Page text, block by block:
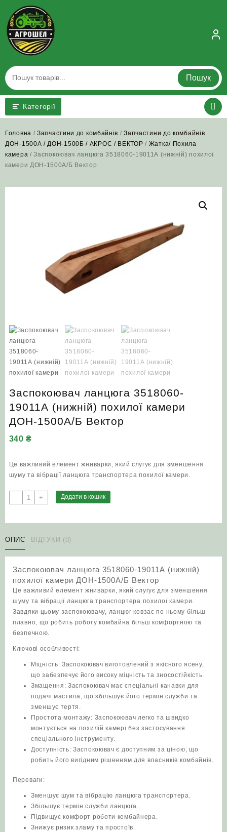
content
Пошук
Категорії
Головна /Запчастини до комбайнів /Запчастини до комбайнів
ДОН-1500А / ДОН-1500Б / АКРОС / ВЕКТОР / Жатка/ Похила
камера / Заспокоювач ланцюга 3518060-19011А (нижній) похилої
камери ДОН-1500А/Б Вектор
Заспокоювач ланцюга 3518060-
19011А (нижній) похилої камери
ДОН-1500А/Б Вектор
340₴
Це важливий елемент жниварки, який слугує для зменшення
шуму та вібрації ланцюга транспортера похилої камери.
-
Заспокоювач
ланцюга
(нижній)
похилої
ДОН-1500А/
Б
Вектор
кількість
+ Додати в кошик
ОПИС ВІДГУКИ (0)
Заспокоювач ланцюга 3518060-19011А (нижній)
похилої камери ДОН-1500А/Б Вектор
Це важливий елемент жниварки, який слугує для зменшення
шуму та вібрації ланцюга транспортера похилої камери.
Завдяки цьому заспокоювачу, ланцюг ковзає по ньому більш
плавно, що робить роботу комбайна більш комфортною та
безпечною.
Ключові особливості:
Міцність: Заспокоювач виготовлений з якісного ясену,
що забезпечує його високу міцність та зносостійкість.
Змащення: Заспокоювач має спеціальні канавки для
подачі мастила, що збільшує його термін служби та
зменшує тертя.
Простота монтажу: Заспокоювач легко та швидко
монтується на похилій камері без застосування
спеціального інструменту.
Доступність: Заспокоювач є доступним за ціною, що
робить його вигідним рішенням для власників комбайнів.
Переваги:
Зменшує шум та вібрацію ланцюга транспортера.
Збільшує термін служби ланцюга.
Підвищує комфорт роботи комбайнера.
Знижує ризик зламу та простоїв.